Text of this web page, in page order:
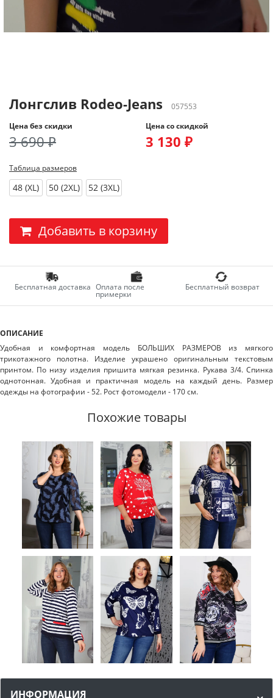
Лонгслив Rodeo-Jeans
057553
Цена без скидки
3 690 ₽
Цена со скидкой
3 130 ₽
Таблица размеров
48 (XL) 50 (2XL) 52 (3XL)
Добавить в корзину
Бесплатная доставка Оплата после
примерки
Бесплатный возврат
ОПИСАНИЕ
Удобная и комфортная модель БОЛЬШИХ РАЗМЕРОВ из мягкого
трикотажного полотна. Изделие украшено оригинальным текстовым
принтом. По низу изделия пришита мягкая резинка. Рукава 3/4. Спинка
однотонная. Удобная и практичная модель на каждый день. Размер
одежды на фотографии - 52. Рост фотомодели - 170 см.
Похожие товары
ИНФОРМАЦИЯ